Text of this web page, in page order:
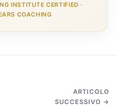
INSTITUTE CERTIFIED ·
COACHING
ARTICOLO
SUCCESSIVO →